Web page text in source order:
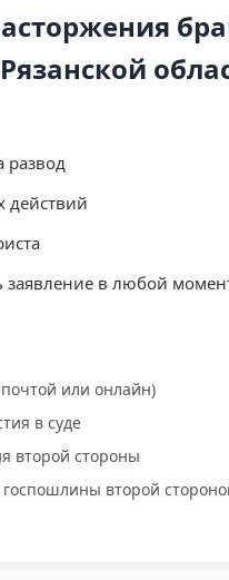
развод
действий
заявление в любой
или онлайн)
в суде
второй стороны
второй